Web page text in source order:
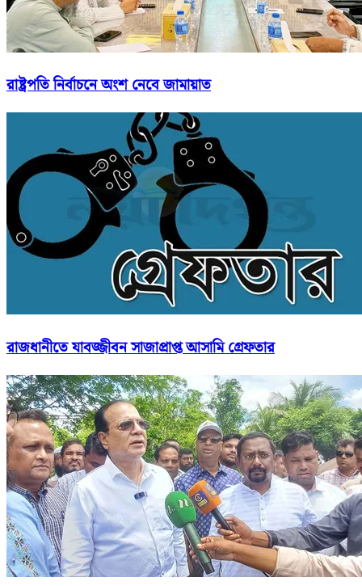
রাষ্ট্রপতি নির্বাচনে অংশ নেবে জামায়াত
রাজধানীতে যাবজ্জীবন সাজাপ্রাপ্ত আসামি গ্রেফতার